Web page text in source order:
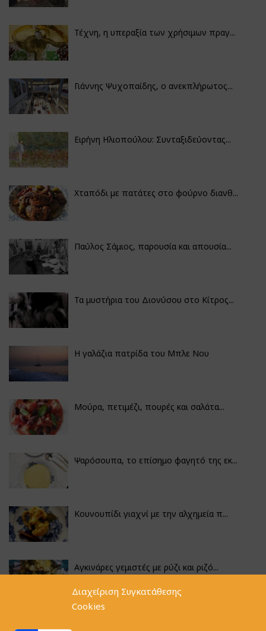
Διαχείριση Συγκατάθεσης
Cookies
Τέχνη, η υπεραξία των χρήσιμων πραγ...
Γιάννης Ψυχοπαίδης, ο ανεκπλήρωτος...
Ειρήνη Ηλιοπούλου: Συνταξιδεύοντας...
Χταπόδι με πατάτες στο φούρνο διανθ...
Παύλος Σάμιος, παρουσία και απουσία...
Τα μυστήρια του Διονύσου στο Κίτρος...
Η γαλάζια πατρίδα του Μπλε Νου
Μούρα, πετιμέζι, πουρές και σαλάτα...
Ψαρόσουπα, το επίσημο φαγητό της εκ...
Κουνουπίδι γιαχνί με την αλχημεία π...
Αγκινάρες γεμιστές με ρύζι και ριζό...